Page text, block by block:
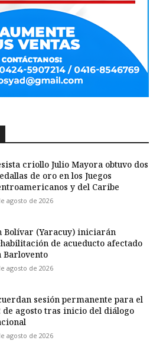
criollo Julio Mayora obtuvo dos
de oro en los Juegos
y del Caribe
agosto de 2026
Bolívar (Yaracuy) iniciarán
de acueducto afectado
Barlovento
agosto de 2026
sesión permanente para el
de agosto tras inicio del diálogo
agosto de 2026